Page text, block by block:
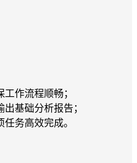
作流程顺畅；
基础分析报告；
务高效完成。